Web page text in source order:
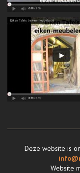
Deze website is
Website